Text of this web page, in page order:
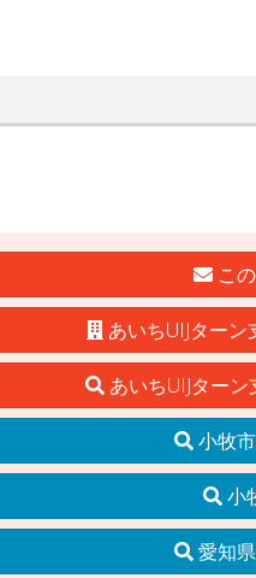
こ
あいちUIJター
あいちUIJター
小牧
小
愛知